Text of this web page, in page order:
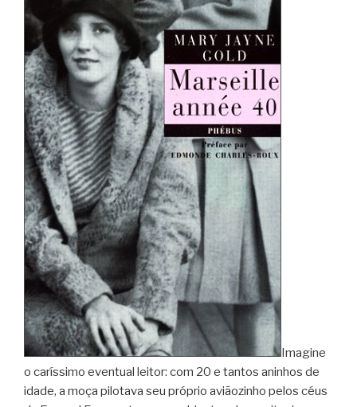
Imagine
o caríssimo eventual leitor: com 20 e tantos aninhos de
idade, a moça pilotava seu próprio aviãozinho pelos céus